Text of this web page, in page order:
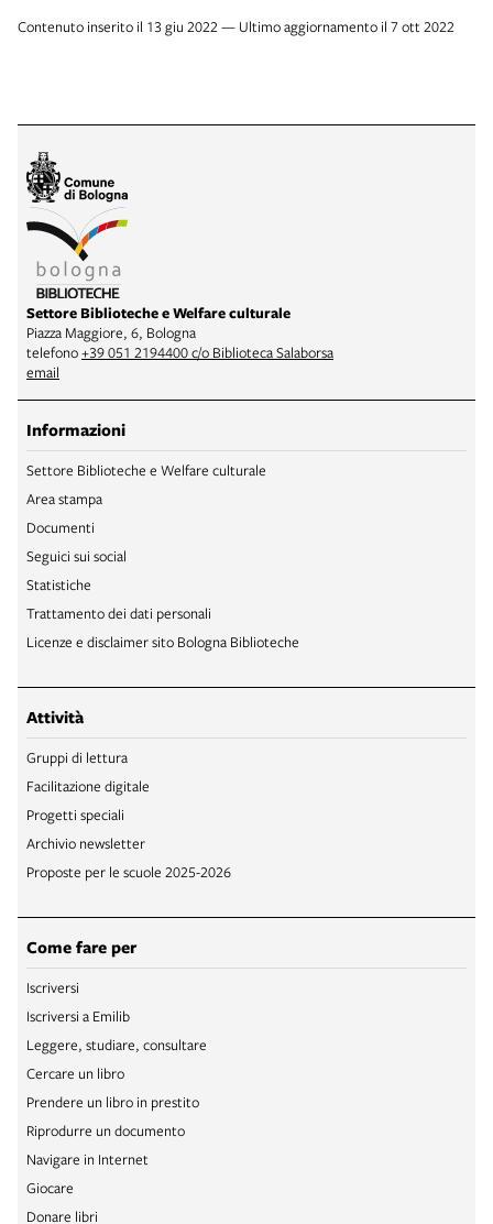
Contenuto inserito il 13 giu 2022 — Ultimo aggiornamento il 7 ott 2022
Settore Biblioteche e Welfare culturale
Piazza Maggiore, 6, Bologna
telefono+39 051 2194400 c/o Biblioteca Salaborsa
email
Informazioni
Settore Biblioteche e Welfare culturale
Area stampa
Documenti
Seguici sui social
Statistiche
Trattamento dei dati personali
Licenze e disclaimer sito Bologna Biblioteche
Attività
Gruppi di lettura
Facilitazione digitale
Progetti speciali
Archivio newsletter
Proposte per le scuole 2025-2026
Come fare per
Iscriversi
Iscriversi a Emilib
Leggere, studiare, consultare
Cercare un libro
Prendere un libro in prestito
Riprodurre un documento
Navigare in Internet
Giocare
Donare libri